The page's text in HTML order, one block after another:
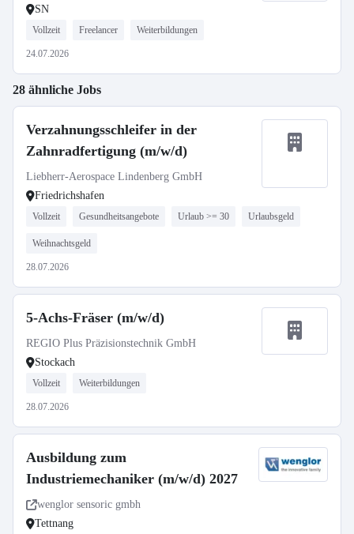
SN
Vollzeit Freelancer Weiterbildungen
24.07.2026
28 ähnliche Jobs
Verzahnungsschleifer in der
Zahnradfertigung (m/w/d)
Liebherr-Aerospace Lindenberg GmbH
Friedrichshafen
Vollzeit Gesundheitsangebote Urlaub >= 30 Urlaubsgeld
Weihnachtsgeld
28.07.2026
5-Achs-Fräser (m/w/d)
REGIO Plus Präzisionstechnik GmbH
Stockach
Vollzeit Weiterbildungen
28.07.2026
Ausbildung zum
Industriemechaniker (m/w/d) 2027
wenglor sensoric gmbh
Tettnang